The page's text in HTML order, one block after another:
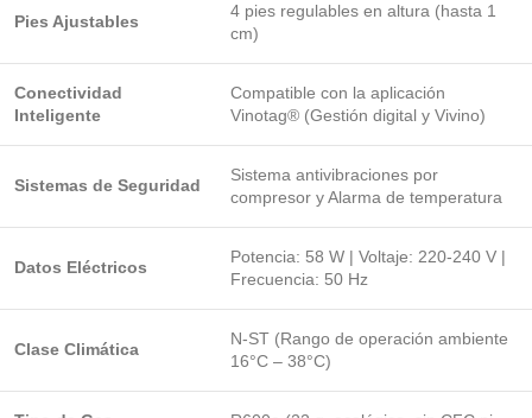
Pies Ajustables
4 pies regulables en altura (hasta 1
cm)
Conectividad
Inteligente
Compatible con la aplicación
Vinotag® (Gestión digital y Vivino)
Sistemas de Seguridad
Sistema antivibraciones por
compresor y Alarma de temperatura
Datos Eléctricos
Potencia: 58 W | Voltaje: 220-240 V |
Frecuencia: 50 Hz
Clase Climática
N-ST (Rango de operación ambiente
16°C – 38°C)